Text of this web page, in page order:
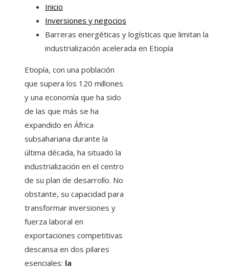
Inicio
Inversiones y negocios
Barreras energéticas y logísticas que limitan la
industrialización acelerada en Etiopía
Etiopía, con una población
que supera los 120 millones
y una economía que ha sido
de las que más se ha
expandido en África
subsahariana durante la
última década, ha situado la
industrialización en el centro
de su plan de desarrollo. No
obstante, su capacidad para
transformar inversiones y
fuerza laboral en
exportaciones competitivas
descansa en dos pilares
esenciales: la